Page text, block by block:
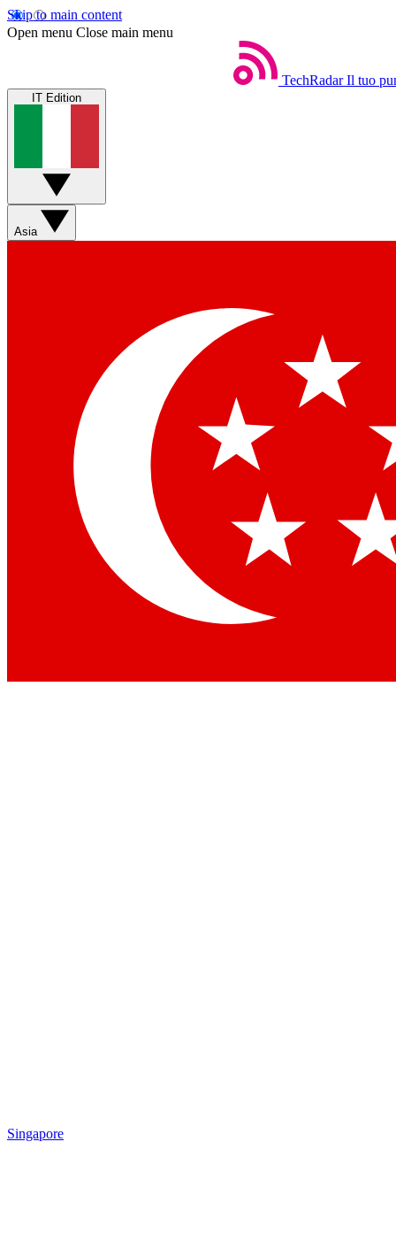
Skip to main content
Open menu Close main menu
TechRadar Il tuo
IT Edition
Asia
Singapore